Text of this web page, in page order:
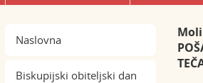
Naslovna
Biskupijski obiteljski dan